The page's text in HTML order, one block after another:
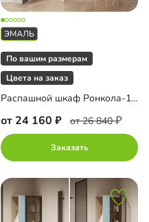
По вашим размерам
Цвета на заказ
Распашной шкаф Ронкола-1 Эмаль с зеркалом
от 24 160 от 26 840
Заказать